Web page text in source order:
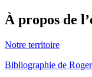
À propos de
Notre territoire
Bibliographie de